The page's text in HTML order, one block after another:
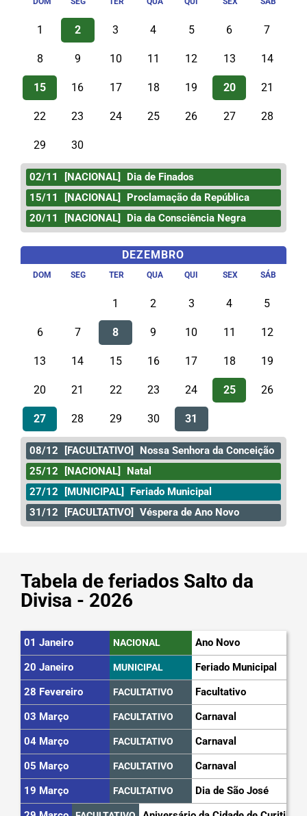
1 2 3 4 5 6 7
8 9 10 11 12 13 14
15 16 17 18 19 20 21
22 23 24 25 26 27 28
29 30
02/11 [NACIONAL]
Dia de Finados
15/11
[NACIONAL]
Proclamação da República
20/11
[NACIONAL] Dia da Consciência Negra
DEZEMBRO
DOM SEG TER QUA QUI SEX SÁB
1 2 3 4 5
6 7 8 9 10 11 12
13 14 15 16 17 18 19
20 21 22 23 24 25 26
27 28 29 30 31
08/12 [FACULTATIVO]
Nossa Senhora da Conceição
25/12
[NACIONAL]
Natal
27/12
[MUNICIPAL]
Feriado Municipal
31/12
[FACULTATIVO] Véspera de Ano Novo
Tabela de feriados Salto da
Divisa - 2026
01 Janeiro NACIONAL
Ano Novo
20 Janeiro
MUNICIPAL
Feriado Municipal
28 Fevereiro
FACULTATIVO
Facultativo
03 Março
FACULTATIVO
Carnaval
04 Março
FACULTATIVO
Carnaval
05 Março
FACULTATIVO
Carnaval
19 Março
FACULTATIVO
Dia de São José